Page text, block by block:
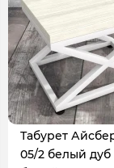
Табурет
05/2 белый дуб